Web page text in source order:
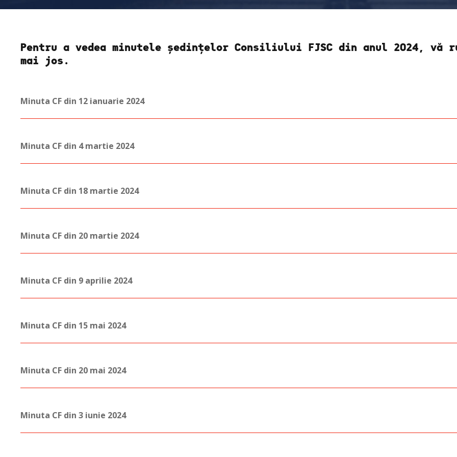
Pentru a vedea minutele ședințelor Consiliului FJSC din anul 2024, vă
mai jos.
Minuta CF din 12 ianuarie 2024
Minuta CF din 4 martie 2024
Minuta CF din 18 martie 2024
Minuta CF din 20 martie 2024
Minuta CF din 9 aprilie 2024
Minuta CF din 15 mai 2024
Minuta CF din 20 mai 2024
Minuta CF din 3 iunie 2024